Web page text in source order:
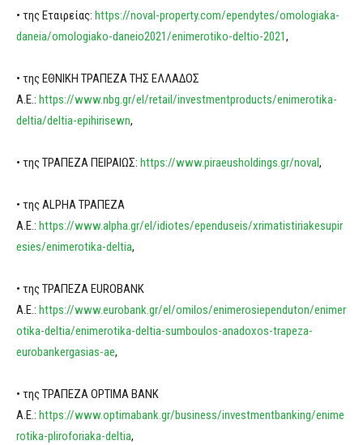
• της Εταιρείας: https://noval-property.com/ependytes/omologiaka-
daneia/omologiako-daneio2021/enimerotiko-deltio-2021,
• της ΕΘΝΙΚΗ ΤΡΑΠΕΖΑ ΤΗΣ ΕΛΛΑΔΟΣ
Α.Ε.: https://www.nbg.gr/el/retail/investmentproducts/enimerotika-
deltia/deltia-epihirisewn,
• της ΤΡΑΠΕΖΑ ΠΕΙΡΑΙΩΣ: https://www.piraeusholdings.gr/noval,
• της ALPHA ΤΡΑΠΕΖΑ
Α.Ε.: https://www.alpha.gr/el/idiotes/ependuseis/xrimatistiriakesupir
esies/enimerotika-deltia,
• της ΤΡΑΠΕΖΑ EUROBANK
A.E.: https://www.eurobank.gr/el/omilos/enimerosiependuton/enimer
otika-deltia/enimerotika-deltia-sumboulos-anadoxos-trapeza-
eurobankergasias-ae,
• της ΤΡΑΠΕΖΑ OPTIMA BANK
A.E.: https://www.optimabank.gr/business/investmentbanking/enime
rotika-pliroforiaka-deltia,